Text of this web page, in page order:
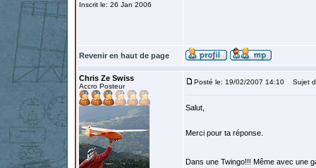
Inscrit le: 26 Jan 2006
Revenir en haut de page
Chris Ze Swiss
Accro Posteur
Posté le: 19/02/2007 14:10 Sujet
Salut,
Merci pour ta réponse.
Dans une Twingo!!! Même avec une